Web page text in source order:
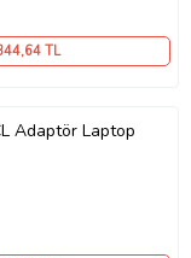
,64 TL
Adaptör Laptop